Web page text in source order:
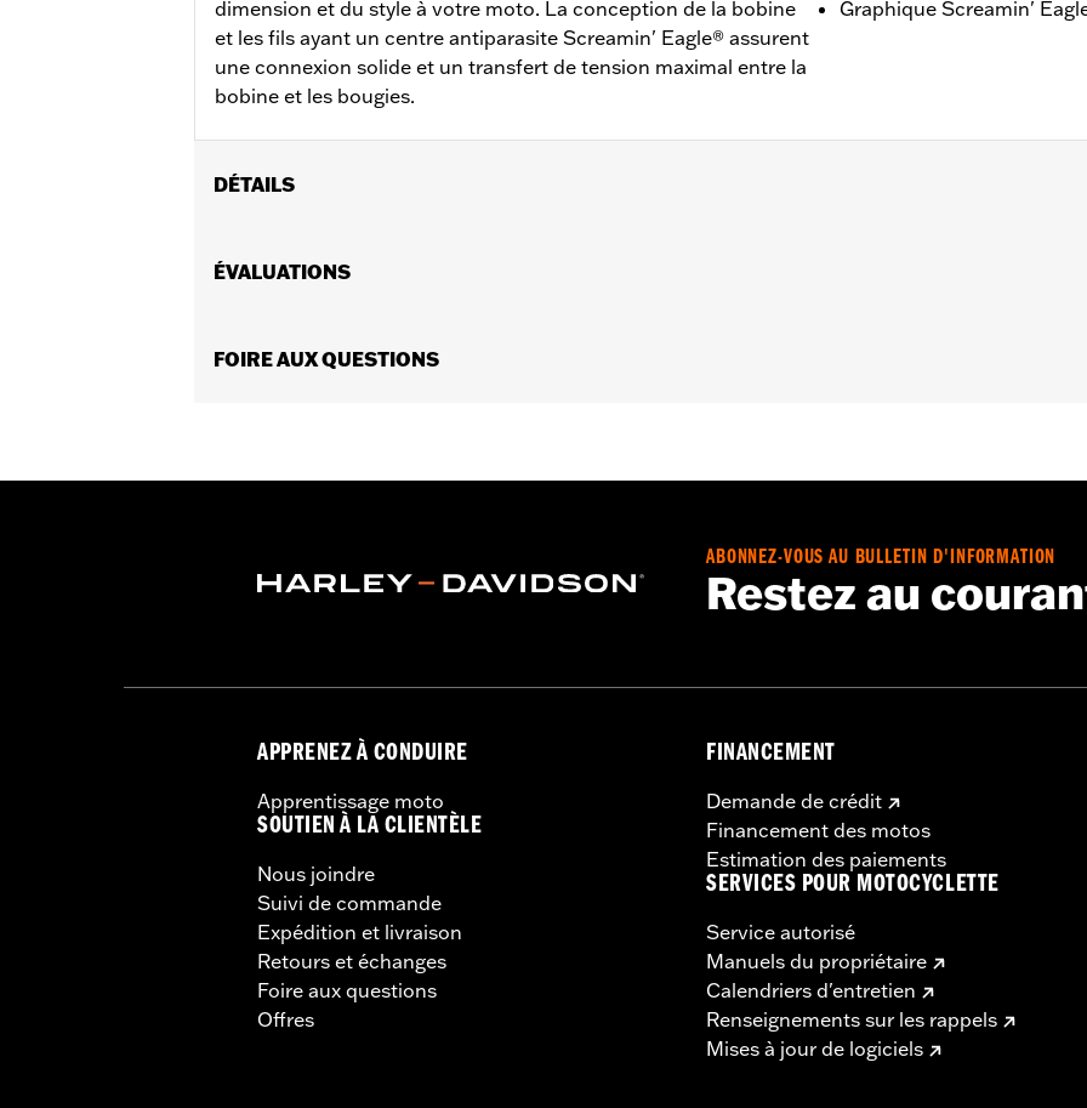
dimension et du style à votre moto. La conception de la bobine
et les fils ayant un centre antiparasite Screamin' Eagle® assurent
une connexion solide et un transfert de tension maximal entre la
bobine et les bougies.
Graphique Screamin'
DÉTAILS
Vendues en unités:
ÉVALUATIONS
FOIRE AUX QUESTIONS
ABONNEZ-VOUS AU BULLETIN D'INFORMATION
Restez au
APPRENEZ À CONDUIRE
Apprentissage moto
SOUTIEN À LA CLIENTÈLE
Nous joindre
Suivi de commande
Expédition et livraison
Retours et échanges
Foire aux questions
Offres
FINANCEMENT
Demande de crédit
Financement des motos
Estimation des paiements
SERVICES POUR MOTOCYCLETTE
Service autorisé
Manuels du propriétaire
Calendriers d'entretien
Renseignements sur les rappels
Mises à jour de logiciels